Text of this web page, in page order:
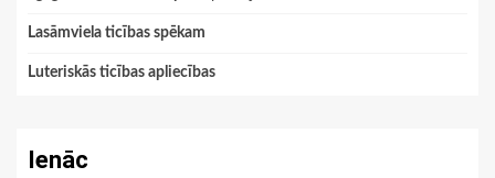
Lasāmviela ticības spēkam
Luteriskās ticības apliecības
Ienāc